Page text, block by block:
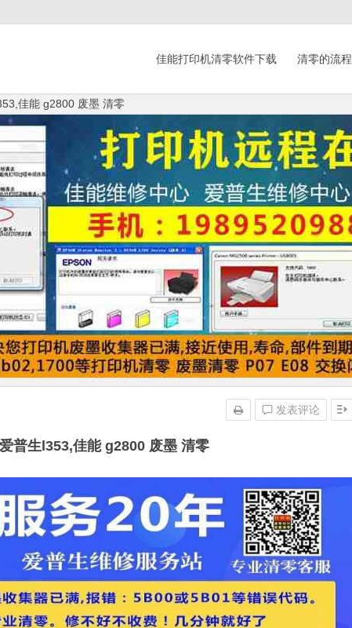
佳能打印机清零软件下载 清零的流程
佳能 g2800 废墨 清零
普生l353,佳能 g2800 废墨 清零
发表评论